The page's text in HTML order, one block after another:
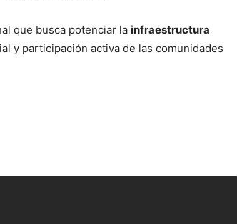
que busca potenciar la infraestructura
y participación activa de las comunidades